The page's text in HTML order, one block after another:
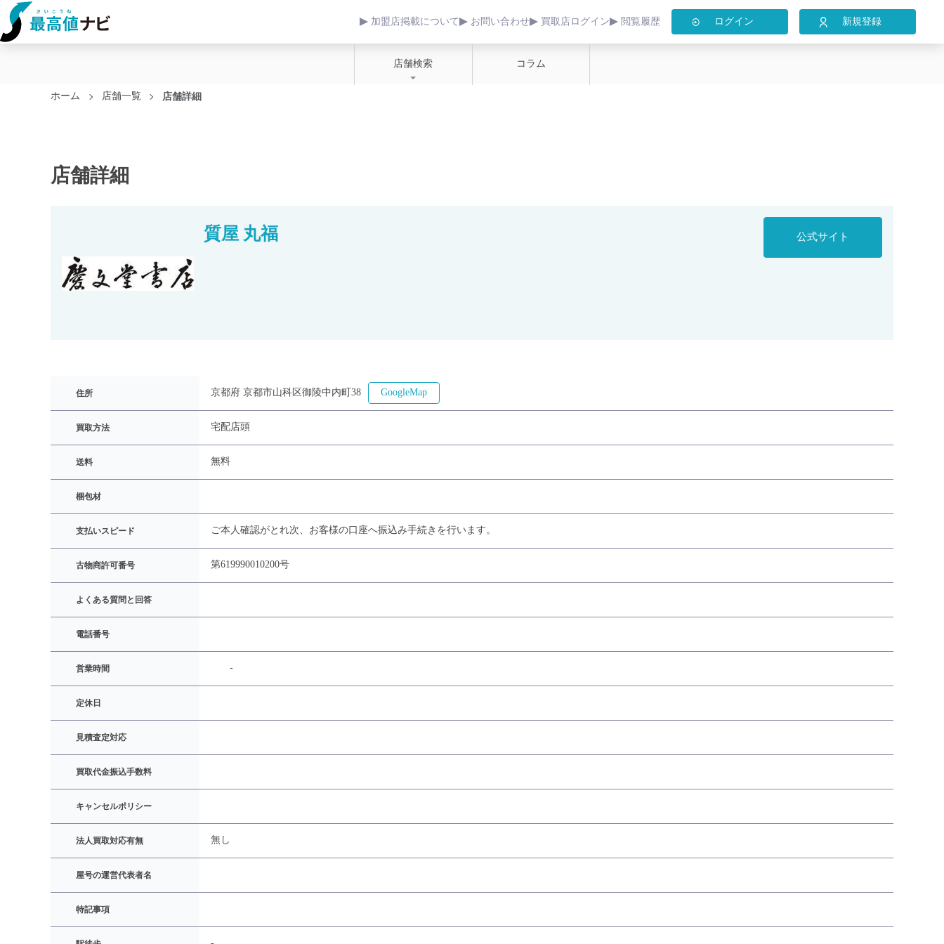
加盟店掲載について お問い合わせ 買取店ログイン 閲覧履歴 ログイン 新規登録
店舗検索 コラム
ホーム 店舗一覧 店舗詳細
店舗詳細
質屋 丸福 公式サイト
住所 京都府 京都市山科区御陵中内町38 GoogleMap
買取方法 宅配店頭
送料 無料
梱包材
支払いスピード ご本人確認がとれ次、お客様の口座へ振込み手続きを行います。
古物商許可番号 第619990010200号
よくある質問と回答
電話番号
営業時間 -
定休日
見積査定対応
買取代金振込手数料
キャンセルポリシー
法人買取対応有無 無し
屋号の運営代表者名
特記事項